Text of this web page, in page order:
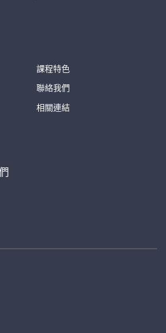
課程特色
聯絡我們
相關連結